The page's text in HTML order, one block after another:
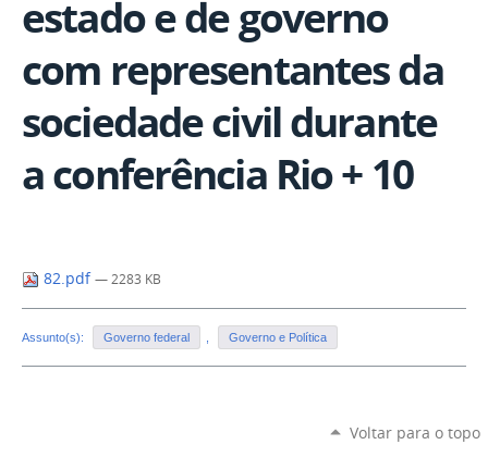
estado e de governo
com representantes da
sociedade civil durante
a conferência Rio + 10
82.pdf — 2283 KB
Assunto(s): Governo federal Governo e Política
Voltar para o topo